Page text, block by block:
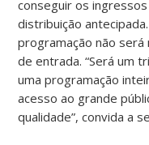
conseguir os
distribuição
programação não
de entrada. “Será um
uma programação
acesso ao grande
qualidade”, convida a